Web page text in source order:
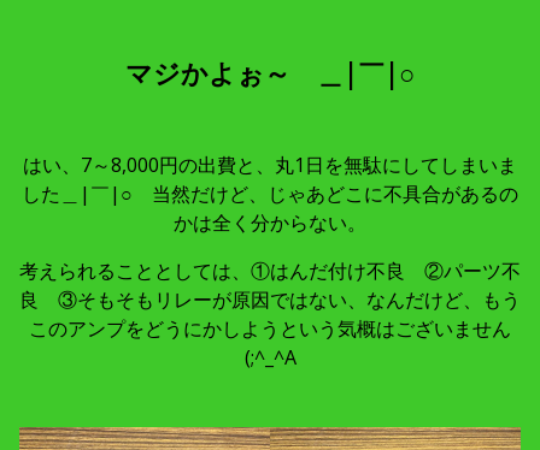
マジかよぉ～ ＿|￣|○
はい、7～8,000円の出費と、丸1日を無駄にしてしまいま
した＿|￣|○ 当然だけど、じゃあどこに不具合があるの
かは全く分からない。
考えられることとしては、①はんだ付け不良 ②パーツ不
良 ③そもそもリレーが原因ではない、なんだけど、もう
このアンプをどうにかしようという気概はございません
(;^_^A